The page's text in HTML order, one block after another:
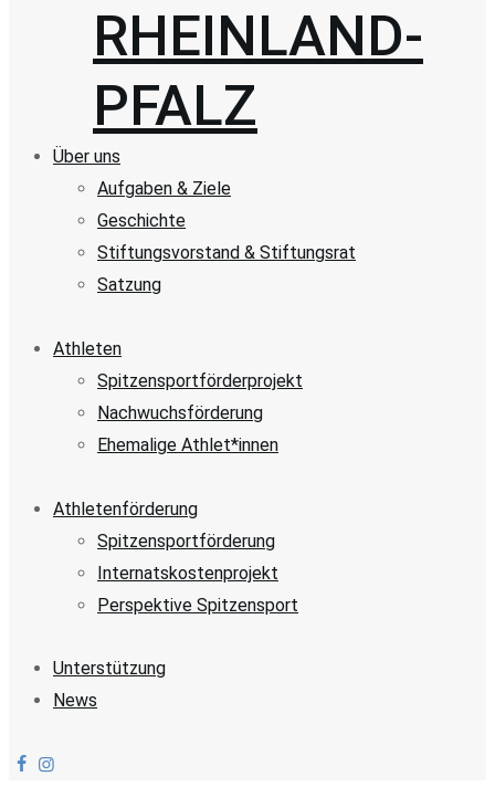
RHEINLAND-
PFALZ
Über uns
Aufgaben & Ziele
Geschichte
Stiftungsvorstand & Stiftungsrat
Satzung
Athleten
Spitzensportförderprojekt
Nachwuchsförderung
Ehemalige Athlet*innen
Athletenförderung
Spitzensportförderung
Internatskostenprojekt
Perspektive Spitzensport
Unterstützung
News